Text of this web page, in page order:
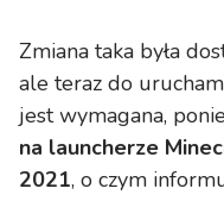
Zmiana taka była
ale teraz do
jest wymagana,
na launcherze
2021, o czym